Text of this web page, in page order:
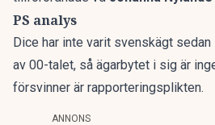
PS analys
Dice har inte varit svenskägt
av 00-talet, så ägarbytet i sig är
försvinner är rapporteringsplikten.
ANNONS